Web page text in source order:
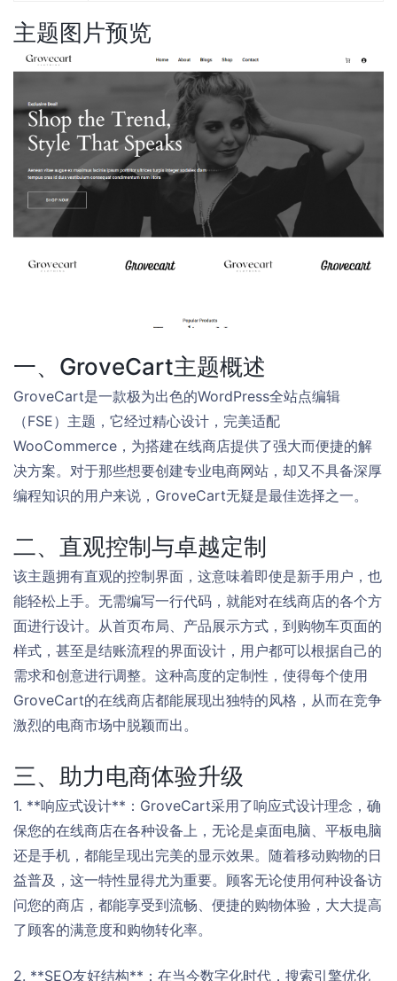
主题图片预览
一、GroveCart主题概述
GroveCart是一款极为出色的WordPress全站点编辑
（FSE）主题，它经过精心设计，完美适配
WooCommerce，为搭建在线商店提供了强大而便捷的解
决方案。对于那些想要创建专业电商网站，却又不具备深厚
编程知识的用户来说，GroveCart无疑是最佳选择之一。
二、直观控制与卓越定制
该主题拥有直观的控制界面，这意味着即使是新手用户，也
能轻松上手。无需编写一行代码，就能对在线商店的各个方
面进行设计。从首页布局、产品展示方式，到购物车页面的
样式，甚至是结账流程的界面设计，用户都可以根据自己的
需求和创意进行调整。这种高度的定制性，使得每个使用
GroveCart的在线商店都能展现出独特的风格，从而在竞争
激烈的电商市场中脱颖而出。
三、助力电商体验升级
1. **响应式设计**：GroveCart采用了响应式设计理念，确
保您的在线商店在各种设备上，无论是桌面电脑、平板电脑
还是手机，都能呈现出完美的显示效果。随着移动购物的日
益普及，这一特性显得尤为重要。顾客无论使用何种设备访
问您的商店，都能享受到流畅、便捷的购物体验，大大提高
了顾客的满意度和购物转化率。
2. **SEO友好结构**：在当今数字化时代，搜索引擎优化